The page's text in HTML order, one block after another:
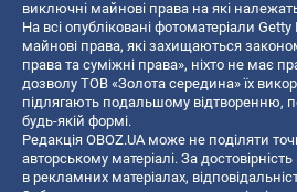
виключні майнові права на які
На всі опубліковані фотоматеріали
майнові права, які захищаються
права та суміжні права», ніхто не має
дозволу ТОВ «Золота середина» їх
підлягають подальшому відтворенню,
будь-якій формі.
Редакція OBOZ.UA може не поділяти
авторському матеріалі. За
в рекламних матеріалах,